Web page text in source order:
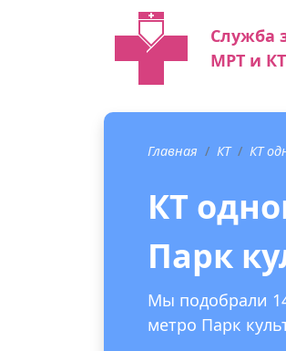
Служба
МРТ и
Главная КТ КТ
КТ
Парк
Мы подобрали
метро Парк